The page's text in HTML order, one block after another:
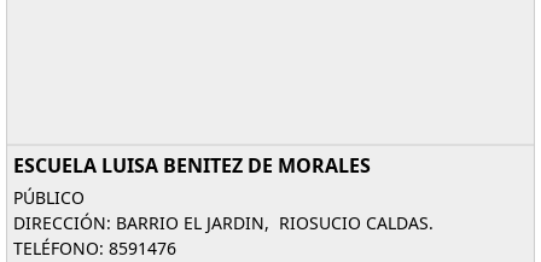
ESCUELA LUISA BENITEZ DE MORALES
PÚBLICO
DIRECCIÓN: BARRIO EL JARDIN, RIOSUCIO CALDAS.
TELÉFONO: 8591476